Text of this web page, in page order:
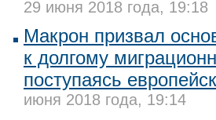
29 июня 2018 года, 19:18
Макрон призвал
к долгому
поступаясь
июня 2018 года, 19:14